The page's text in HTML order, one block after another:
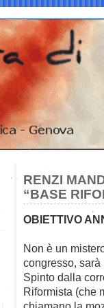
RENZI
“BASE
OBIETTIVO
Non è un
congresso,
Spinto dalla
Riformista (che